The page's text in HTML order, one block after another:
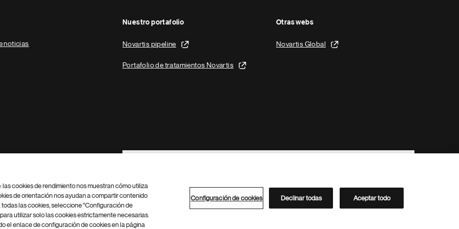
noticias
Nuestro portafolio
Novartis pipeline
Portafolio de tratamientos Novartis
Otras webs
Novartis Global
Footer Site Search
Configuración de cookies Mapa del sitio
Directorio de Novartis
cookies de rendimiento nos muestran cómo utiliza
de orientación nos ayudan a compartir contenido
las cookies, seleccione "Configuración de
utilizar solo las cookies estrictamente necesarias.
el enlace de configuración de cookies en la página
Configuración de cookies Declinar todas Aceptar todo